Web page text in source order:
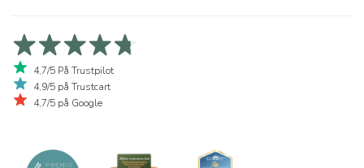
4,7/5 På Trustpilot
4,9/5 på Trustcart
4,7/5 på Google